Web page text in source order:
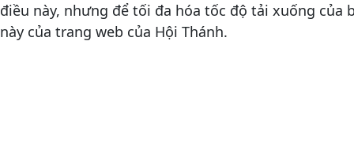
điều này, nhưng để tối đa hóa tốc độ tải xuống của
này của trang web của Hội Thánh.